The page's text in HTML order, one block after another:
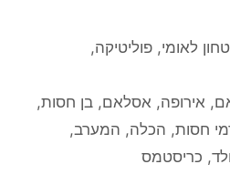
לאומי,פוליטיקה,
, אירופה, אסלאם,בן חסות,
חסות, הכלה, המערב,
, כריסטמס